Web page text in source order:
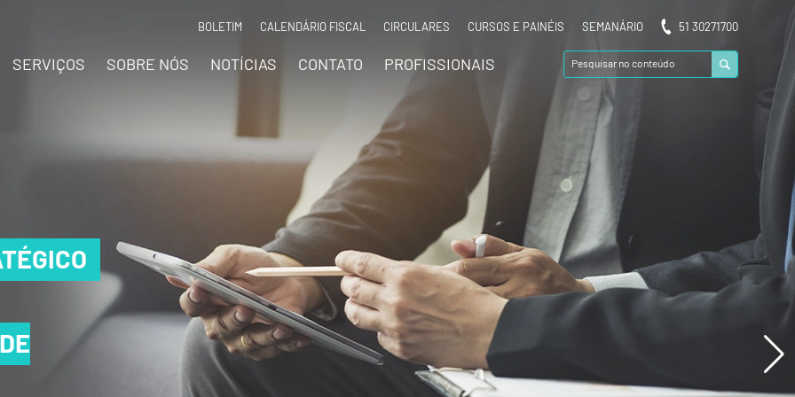
BOLETIM CALENDÁRIO FISCAL CIRCULARES CURSOS E PAINÉIS SEMANÁRIO 51 30271700
SERVIÇOS SOBRE NÓS NOTÍCIAS CONTATO PROFISSIONAIS